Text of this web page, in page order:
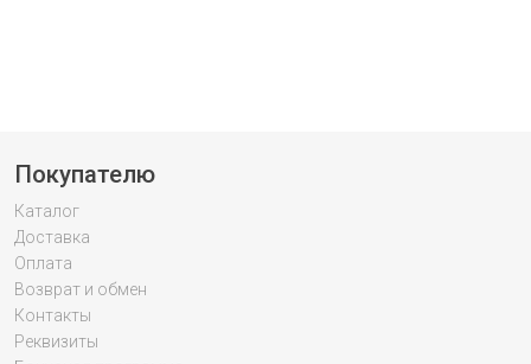
Покупателю
Каталог
Доставка
Оплата
Возврат и обмен
Контакты
Реквизиты